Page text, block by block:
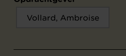
Vollard, Ambroise